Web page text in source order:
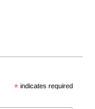
* indicates required